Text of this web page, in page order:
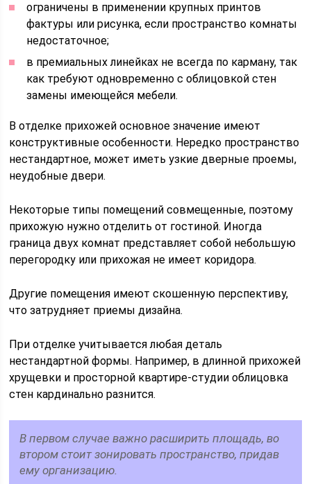
ограничены в применении крупных принтов
фактуры или рисунка, если пространство комнаты
недостаточное;
в премиальных линейках не всегда по карману, так
как требуют одновременно с облицовкой стен
замены имеющейся мебели.
В отделке прихожей основное значение имеют
конструктивные особенности. Нередко пространство
нестандартное, может иметь узкие дверные проемы,
неудобные двери.
Некоторые типы помещений совмещенные, поэтому
прихожую нужно отделить от гостиной. Иногда
граница двух комнат представляет собой небольшую
перегородку или прихожая не имеет коридора.
Другие помещения имеют скошенную перспективу,
что затрудняет приемы дизайна.
При отделке учитывается любая деталь
нестандартной формы. Например, в длинной прихожей
хрущевки и просторной квартире-студии облицовка
стен кардинально разнится.
В первом случае важно расширить площадь, во
втором стоит зонировать пространство, придав
ему организацию.